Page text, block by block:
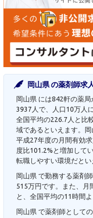
岡山県 の薬剤師求
岡山県 には842軒の薬
3937人で、人口10万人
全国平均の226.7人と比
域であるといえます。岡
平成27年度の月間有効
度比101.2%と増加して
転職しやすい環境だとい
岡山県 で勤務する薬剤
515万円です。また、月
と、全国平均の11時間
岡山県 で薬剤師として